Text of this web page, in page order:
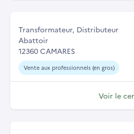
Transformateur, Distributeur
Abattoir
12360 CAMARES
Vente aux professionnels (en gros)
Voir le